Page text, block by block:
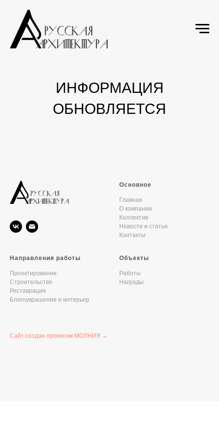
ИНФОРМАЦИЯ
ОБНОВЛЯЕТСЯ
Основное
Главная
О компании
Коллектив
Новости и статьи
Контакты
Направления работы
Проектирование
Строительство
Реставрация
Благоукрашение и интерьер
Объекты
Работы
Награды
Сайт создан проектом МОЛНИЯ →